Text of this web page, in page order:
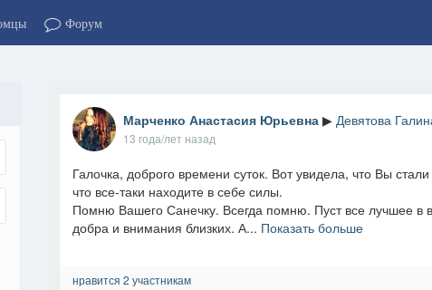
Форум
Марченко Анастасия Юрьевна ▶Девятова
13 года/лет назад
Галочка, доброго времени суток. Вот увидела, что Вы
что все-таки находите в себе силы.
Помню Вашего Санечку. Всегда помню. Пуст все лучшее в
добра и внимания близких. А... Показать больше
нравится 2 участникам